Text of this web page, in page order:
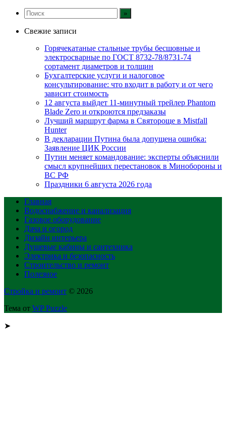
Свежие записи
Горячекатаные стальные трубы бесшовные и
электросварные по ГОСТ 8732-78/8731-74
сортамент диаметров и толщин
Бухгалтерские услуги и налоговое
консультирование: что входит в работу и от чего
зависит стоимость
12 августа выйдет 11-минутный трейлер Phantom
Blade Zero и откроются предзаказы
Лучший маршрут фарма в Святороще в Mistfall
Hunter
В декларации Путина была допущена ошибка:
Заявление ЦИК России
Путин меняет командование: эксперты объяснили
смысл крупнейших перестановок в Минобороны и
ВС РФ
Праздники 6 августа 2026 года
Главная
Водоснабжение и канализация
Газовое оборудование
Дача и огород
Дизайн интерьера
Душевые кабины и сантехника
Электрика и безопасность
Строительство и ремонт
Полезное
Стройка и ремонт © 2026
Тема от WP Puzzle
➤